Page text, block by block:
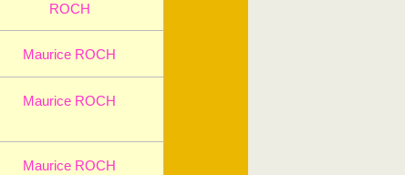
ROCH
Maurice ROCH
Maurice ROCH
Maurice ROCH